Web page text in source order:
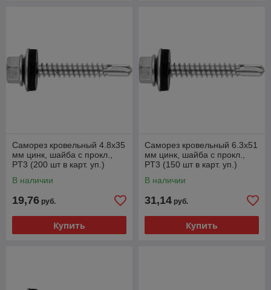
Саморез кровельный 4.8х35
мм цинк, шайба с прокл.,
PT3 (200 шт в карт. уп.)
В наличии
19,76 руб.
Купить
Саморез кровельный 6.3х51
мм цинк, шайба с прокл.,
PT3 (150 шт в карт. уп.)
В наличии
31,14 руб.
Купить